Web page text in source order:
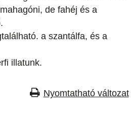
de fahéj és a
a szantálfa, és a
illatunk.
Nyomtatható változat